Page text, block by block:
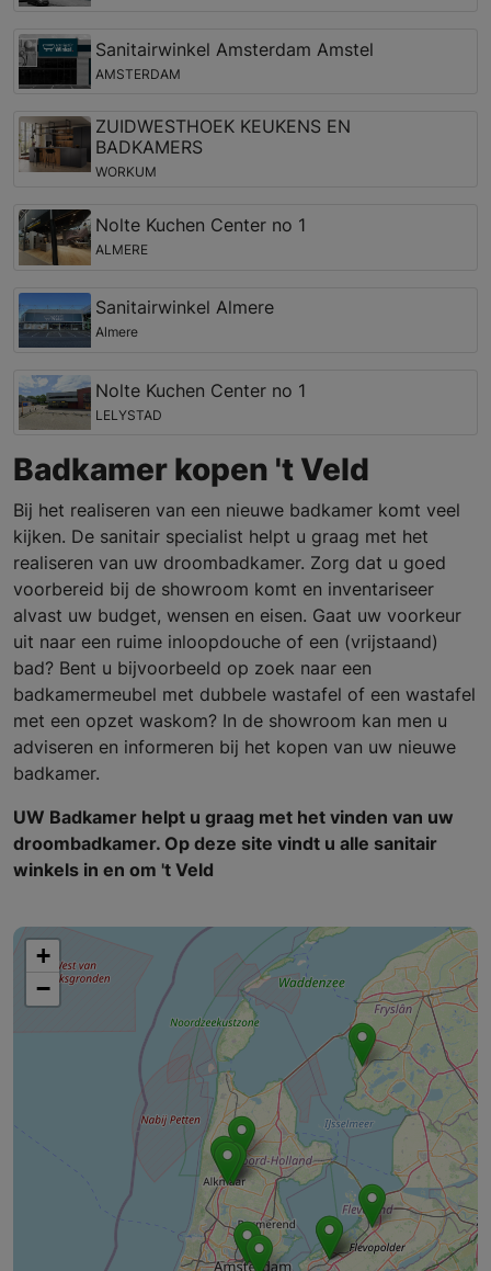
Sanitairwinkel Amsterdam Amstel
AMSTERDAM
ZUIDWESTHOEK KEUKENS EN
BADKAMERS
WORKUM
Nolte Kuchen Center no 1
ALMERE
Sanitairwinkel Almere
Almere
Nolte Kuchen Center no 1
LELYSTAD
Badkamer kopen 't Veld
Bij het realiseren van een nieuwe badkamer komt veel
kijken. De sanitair specialist helpt u graag met het
realiseren van uw droombadkamer. Zorg dat u goed
voorbereid bij de showroom komt en inventariseer
alvast uw budget, wensen en eisen. Gaat uw voorkeur
uit naar een ruime inloopdouche of een (vrijstaand)
bad? Bent u bijvoorbeeld op zoek naar een
badkamermeubel met dubbele wastafel of een wastafel
met een opzet waskom? In de showroom kan men u
adviseren en informeren bij het kopen van uw nieuwe
badkamer.
UW Badkamer helpt u graag met het vinden van uw
droombadkamer. Op deze site vindt u alle sanitair
winkels in en om 't Veld
+
−